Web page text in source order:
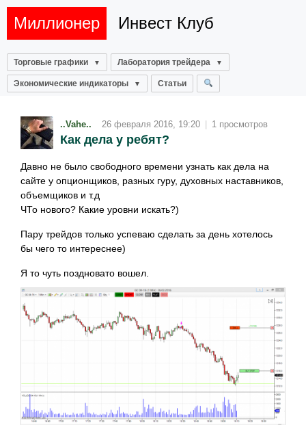
Миллионер Инвест Клуб
Торговые графики Лаборатория трейдера
Экономические индикаторы Статьи
..Vahe.. 26 февраля 2016, 19:20 | 1 просмотров
Как дела у ребят?
Давно не было свободного времени узнать как дела на
сайте у опционщиков, разных гуру, духовных наставников,
объемщиков и т.д
ЧТо нового? Какие уровни искать?)
Пару трейдов только успеваю сделать за день хотелось
бы чего то интереснее)
Я то чуть поздновато вошел.